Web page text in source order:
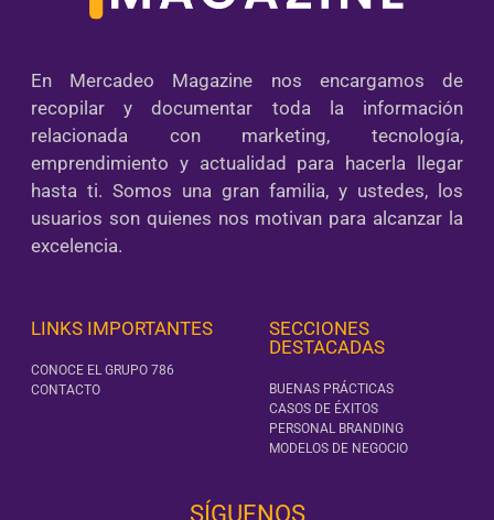
En Mercadeo Magazine nos encargamos de
recopilar y documentar toda la información
relacionada con marketing, tecnología,
emprendimiento y actualidad para hacerla llegar
hasta ti. Somos una gran familia, y ustedes, los
usuarios son quienes nos motivan para alcanzar la
excelencia.
LINKS IMPORTANTES
CONOCE EL GRUPO 786
CONTACTO
SECCIONES
DESTACADAS
BUENAS PRÁCTICAS
CASOS DE ÉXITOS
PERSONAL BRANDING
MODELOS DE NEGOCIO
SÍGUENOS‎